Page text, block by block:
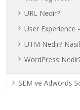
URL Nedir?
User Experience
UTM Nedir? Nasıl
WordPress
SEM ve Adwords